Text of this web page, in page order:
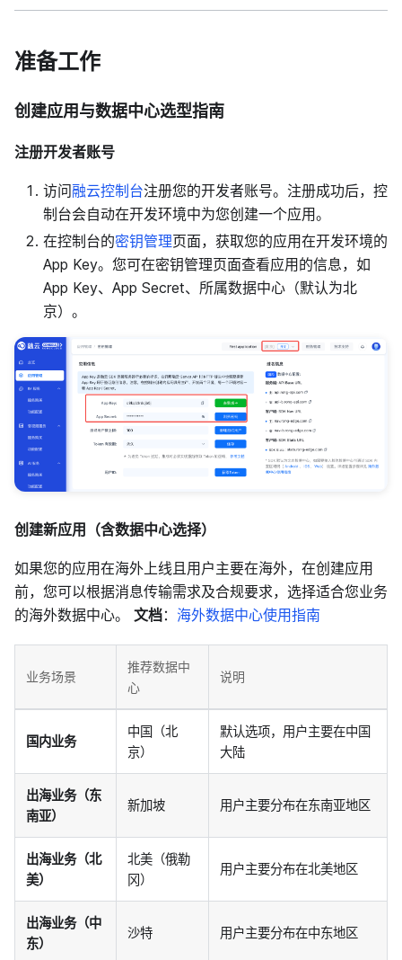
准备工作
创建应用与数据中心选型指南
注册开发者账号
访问融云控制台注册您的开发者账号。注册成功后，控
制台会自动在开发环境中为您创建一个应用。
在控制台的密钥管理页面，获取您的应用在开发环境的
App Key。您可在密钥管理页面查看应用的信息，如
App Key、App Secret、所属数据中心（默认为北
京）。
创建新应用（含数据中心选择）
如果您的应用在海外上线且用户主要在海外，在创建应用
前，您可以根据消息传输需求及合规要求，选择适合您业务
的海外数据中心。 文档： 海外数据中心使用指南
业务场景
推荐数据中
心
说明
国内业务
中国（北
京）
默认选项，用户主要在中国
大陆
出海业务（东
南亚）
新加坡 用户主要分布在东南亚地区
出海业务（北
美）
北美（俄勒
冈）
用户主要分布在北美地区
出海业务（中
东）
沙特 用户主要分布在中东地区